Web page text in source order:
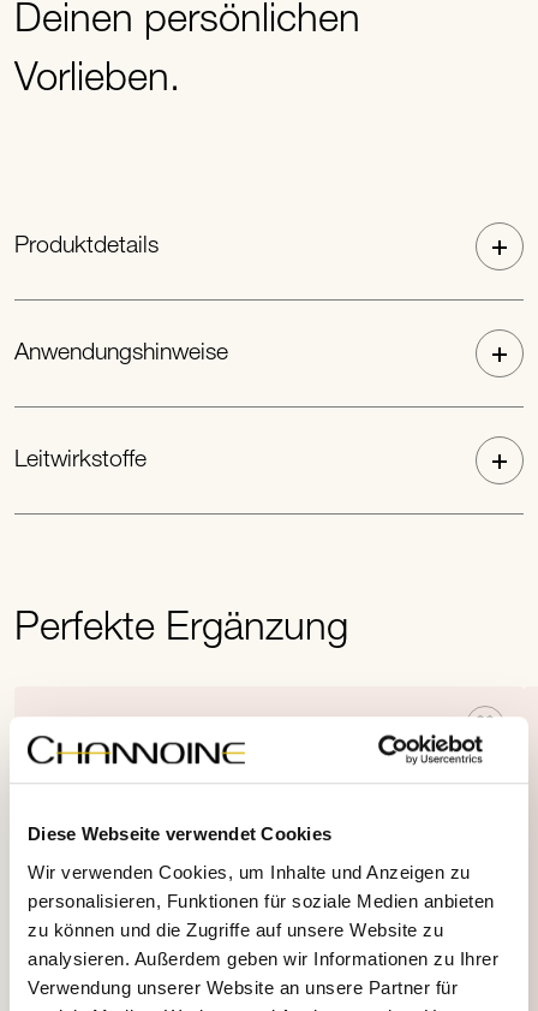
Diese Webseite verwendet Cookies
Wir verwenden Cookies, um Inhalte und Anzeigen zu
personalisieren, Funktionen für soziale Medien anbieten
zu können und die Zugriffe auf unsere Website zu
analysieren. Außerdem geben wir Informationen zu Ihrer
Verwendung unserer Website an unsere Partner für
Deinen persönlichen
Vorlieben.
Produktdetails
Anwendungshinweise
Leitwirkstoffe
Perfekte Ergänzung